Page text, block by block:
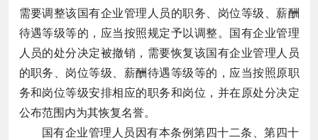
需要调整该国有企业管理人员的职务、岗位等级、薪酬
待遇等级等的，应当按照规定予以调整。国有企业管理
人员的处分决定被撤销，需要恢复该国有企业管理人员
的职务、岗位等级、薪酬待遇等级等的，应当按照原职
务和岗位等级安排相应的职务和岗位，并在原处分决定
公布范围内为其恢复名誉。
国有企业管理人员因有本条例第四十二条、第四十